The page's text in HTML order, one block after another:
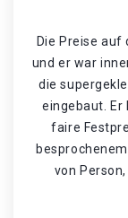
Die Preise
und er war
die
eingebaut. Er
faire
von